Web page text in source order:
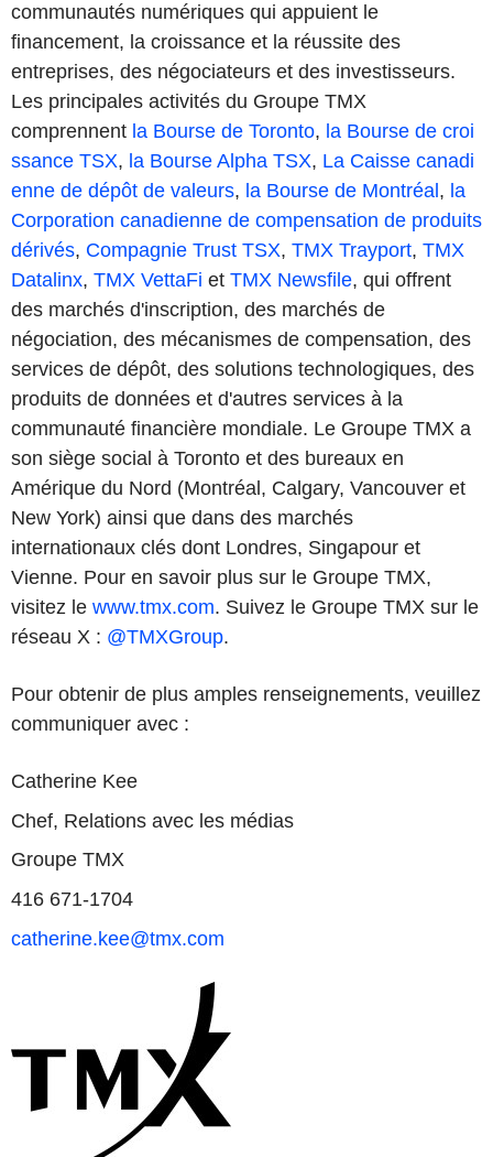
communautés numériques qui appuient le
financement, la croissance et la réussite des
entreprises, des négociateurs et des investisseurs.
Les principales activités du Groupe TMX
comprennent la Bourse de Toronto, la Bourse de croi
ssance TSX, la Bourse Alpha TSX, La Caisse canadi
enne de dépôt de valeurs, la Bourse de Montréal , la
Corporation canadienne de compensation de produits
dérivés, Compagnie Trust TSX, TMX Trayport, TMX
Datalinx, TMX VettaFi et TMX Newsfile, qui offrent
des marchés d'inscription, des marchés de
négociation, des mécanismes de compensation, des
services de dépôt, des solutions technologiques, des
produits de données et d'autres services à la
communauté financière mondiale. Le Groupe TMX a
son siège social à Toronto et des bureaux en
Amérique du Nord (Montréal, Calgary, Vancouver et
New York) ainsi que dans des marchés
internationaux clés dont Londres, Singapour et
Vienne. Pour en savoir plus sur le Groupe TMX,
visitez le www.tmx.com. Suivez le Groupe TMX sur le
réseau X : @TMXGroup.
Pour obtenir de plus amples renseignements, veuillez
communiquer avec :
Catherine Kee
Chef, Relations avec les médias
Groupe TMX
416 671-1704
catherine.kee@tmx.com